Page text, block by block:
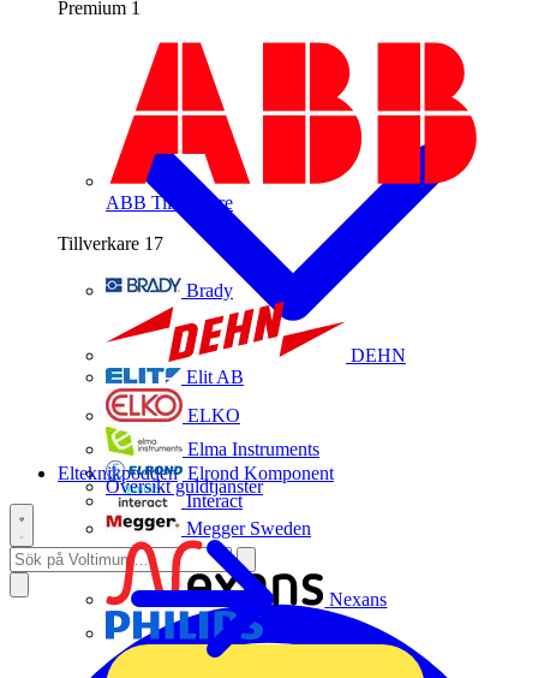
Premium 1
ABB Tillverkare
Tillverkare 17
Brady
DEHN
Elit AB
ELKO
Elma Instruments
Elrond Komponent
Interact
Megger Sweden
Nexans
Översikt guldtjänster
Elteknikpodden